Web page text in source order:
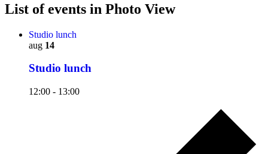
List of events in Photo View
Studio lunch
aug 14
Studio lunch
12:00 - 13:00